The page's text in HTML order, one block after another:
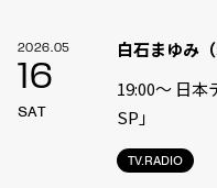
2026.05
16
SAT
TV.RADIO
白石まゆみ（
19:00〜 日本
SP」